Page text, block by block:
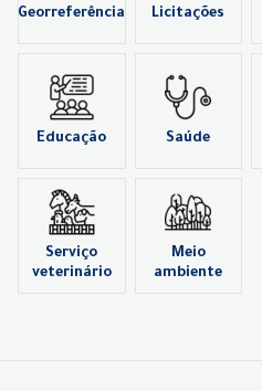
Georreferência Licitações
Educação Saúde
Serviço
veterinário
Meio
ambiente